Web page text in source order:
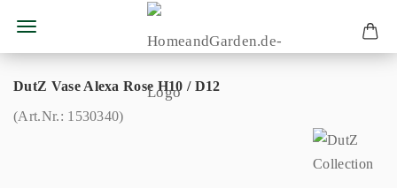
DutZ Vase Alexa Rose H10 / D12
(Art.Nr.: 1530340)